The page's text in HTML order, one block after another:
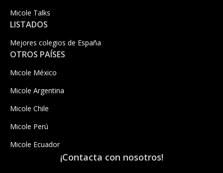
Micole Talks
LISTADOS
Mejores colegios de España
OTROS PAÍSES
Micole México
Micole Argentina
Micole Chile
Micole Perú
Micole Ecuador
¡Contacta con nosotros!